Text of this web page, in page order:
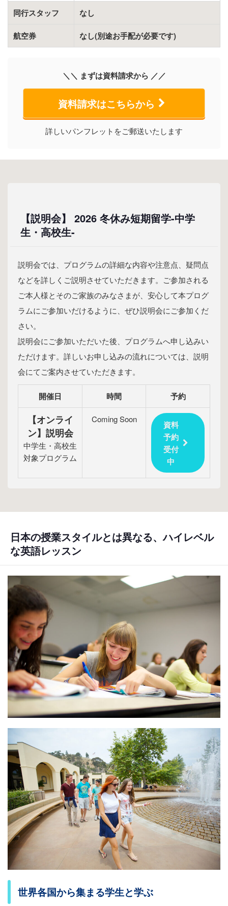
同行スタッフ なし
航空券 なし(別途お手配が必要です)
＼＼ まずは資料請求から ／／
資料請求はこちらから
詳しいパンフレットをご郵送いたします
【説明会】 2026 冬休み短期留学-中学
生・高校生-
説明会では、プログラムの詳細な内容や注意点、疑問点
などを詳しくご説明させていただきます。ご参加される
ご本人様とそのご家族のみなさまが、安心して本プログ
ラムにご参加いだけるように、ぜひ説明会にご参加くだ
さい。
説明会にご参加いただいた後、プログラムへ申し込みい
ただけます。詳しいお申し込みの流れについては、説明
会にてご案内させていただきます。
開催日 時間 予約
【オンライ
ン】説明会
中学生・高校生
対象プログラム
Coming Soon
資料
予約
受付
中
日本の授業スタイルとは異なる、ハイレベル
な英語レッスン
世界各国から集まる学生と学ぶ